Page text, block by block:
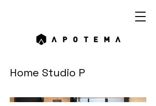
Home Studio P